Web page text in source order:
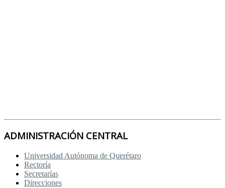
ADMINISTRACIÓN CENTRAL
Universidad Autónoma de Querétaro
Rectoría
Secretarías
Direcciones